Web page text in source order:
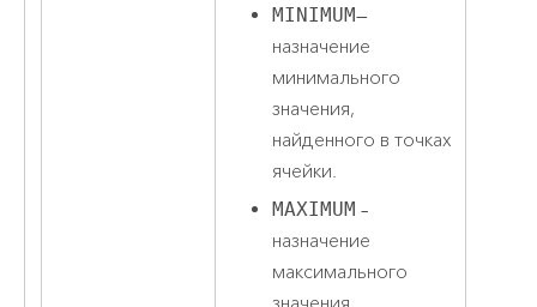
MINIMUM—
назначение
минимального
значения,
найденного в точках
ячейки.
MAXIMUM –
назначение
максимального